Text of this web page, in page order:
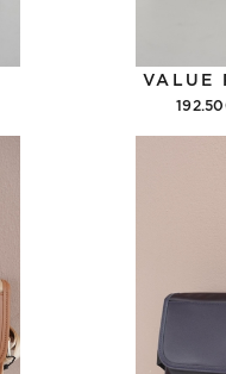
VALUE